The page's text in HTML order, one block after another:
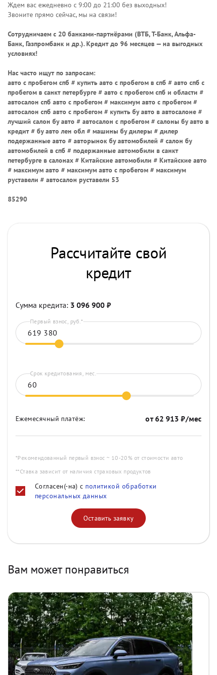
Ждем вас ежедневно с 9:00 до 21:00 без выходных!
Звоните прямо сейчас, мы на связи!
Сотрудничаем с 20 банками-партнёрами (ВТБ, Т-Банк, Альфа-
Банк, Газпромбанк и др.). Кредит до 96 месяцев — на выгодных
условиях!
Нас часто ищут по запросам:
авто с пробегом спб # купить авто с пробегом в спб # авто спб с
пробегом в санкт петербурге # авто с пробегом спб и области #
автосалон спб авто с пробегом # максимум авто с пробегом #
автосалон спб авто с пробегом # купить бу авто в автосалоне #
лучший салон бу авто # автосалон с пробегом # салоны бу авто в
кредит # бу авто лен обл # машины бу дилеры # дилер
подержанные авто # авторынок бу автомобилей # салон бу
автомобилей в спб # подержанные автомобили в санкт
петербурге в салонах # Китайские автомобили # Китайские авто
# максимум авто # максимум авто с пробегом # максимум
руставели # автосалон руставели 53
85290
Рассчитайте свой
кредит
Сумма кредита: 3 096 900 ₽
Первый взнос, руб.*
Срок кредитования, мес.
Ежемесячный платёж: от62 913 ₽/мес
*Рекомендованный первый взнос ~ 10-20% от стоимости авто
**Ставка зависит от наличия страховых продуктов
Согласен(-на) с политикой обработки
персональных данных
Оставить заявку
Вам может понравиться